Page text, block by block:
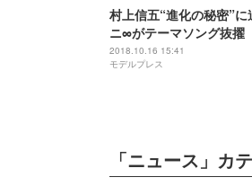
村上信五“進化の秘密”
ニ∞がテーマソング抜擢
2018.10.16 15:41
モデルプレス
「ニュース」カ